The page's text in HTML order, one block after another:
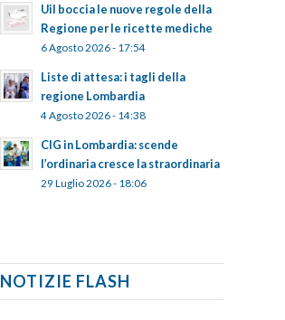
Uil boccia le nuove regole della
Regione per le ricette mediche
6 Agosto 2026 - 17:54
Liste di attesa: i tagli della
regione Lombardia
4 Agosto 2026 - 14:38
CIG in Lombardia: scende
l’ordinaria cresce la straordinaria
29 Luglio 2026 - 18:06
NOTIZIE FLASH